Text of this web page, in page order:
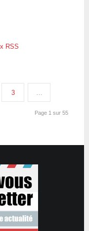
RSS
3 …
Page 1 sur 55